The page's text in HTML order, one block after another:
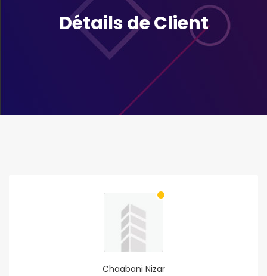
Détails de Client
Chaabani Nizar